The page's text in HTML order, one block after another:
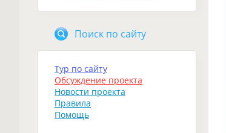
Поиск по сайту
Тур по сайту
Обсуждение проекта
Новости проекта
Правила
Помощь